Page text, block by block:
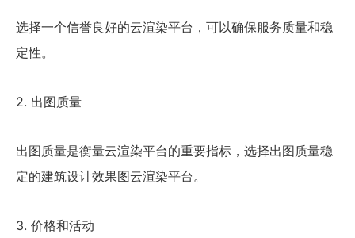
选择一个信誉良好的云渲染平台 ，可以确保服务质量和稳
定性。
2. 出图质量
出图质量是衡量云渲染平台的重要指标，选择出图质量稳
定的建筑设计效果图云渲染平台。
3. 价格和活动